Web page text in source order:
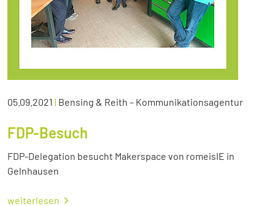
05.09.2021 | Bensing & Reith – Kommunikationsagentur
FDP-Besuch
FDP-Delegation besucht Makerspace von romeisIE in
Gelnhausen
weiterlesen